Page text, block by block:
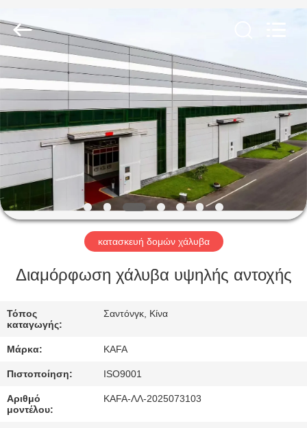
ΑΡΧΙΚΉ
ΠΡΟΪΌΝΤΑ
ΒΊΝΤΕΟ
ΕΚΠΟΜΠΉ
VR
ΣΧΕΤΙΚΆ
ΕΜΆΣ
ΞΕΝΆΓΗΣΗ
ΣΤΟ
ΕΡΓΟΣΤΆΣΙΟ
Co.,
Ltd..
Rights
Reserved.
κατασκευή δομών χάλυβα
Διαμόρφωση χάλυβα υψηλής αντοχής
Τόπος
καταγωγής:
Σαντόνγκ, Κίνα
Μάρκα: KAFA
Πιστοποίηση: ISO9001
Αριθμό
μοντέλου:
KAFA-ΛΛ-2025073103